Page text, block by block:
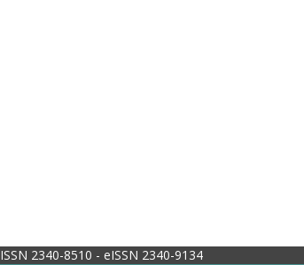
ISSN 2340-8510 - eISSN 2340-9134